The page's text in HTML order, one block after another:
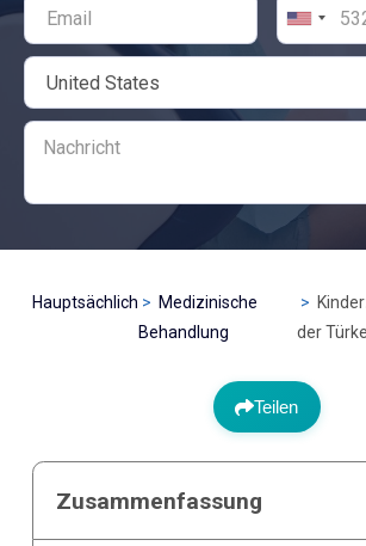
Hauptsächlich
Medizinische
Behandlung
der
Teilen
Zusammenfassung